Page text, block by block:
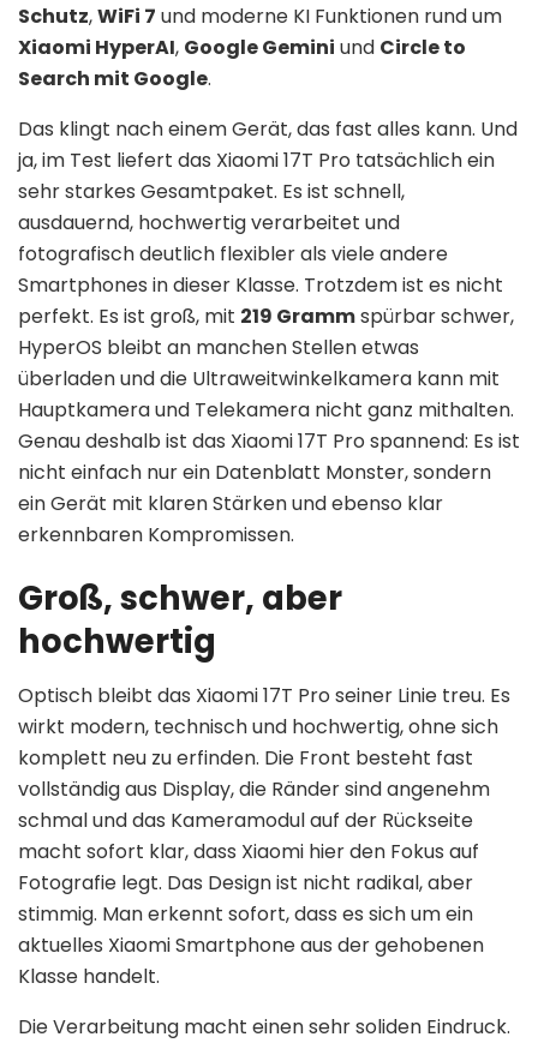
Schutz,WiFi 7 und moderne KI Funktionen rund um
Xiaomi HyperAI, Google Gemini und Circle to
Search mit Google.
Das klingt nach einem Gerät, das fast alles kann. Und
ja, im Test liefert das Xiaomi 17T Pro tatsächlich ein
sehr starkes Gesamtpaket. Es ist schnell,
ausdauernd, hochwertig verarbeitet und
fotografisch deutlich flexibler als viele andere
Smartphones in dieser Klasse. Trotzdem ist es nicht
perfekt. Es ist groß, mit 219 Grammspürbar schwer,
HyperOS bleibt an manchen Stellen etwas
überladen und die Ultraweitwinkelkamera kann mit
Hauptkamera und Telekamera nicht ganz mithalten.
Genau deshalb ist das Xiaomi 17T Pro spannend: Es ist
nicht einfach nur ein Datenblatt Monster, sondern
ein Gerät mit klaren Stärken und ebenso klar
erkennbaren Kompromissen.
Groß, schwer, aber
hochwertig
Optisch bleibt das Xiaomi 17T Pro seiner Linie treu. Es
wirkt modern, technisch und hochwertig, ohne sich
komplett neu zu erfinden. Die Front besteht fast
vollständig aus Display, die Ränder sind angenehm
schmal und das Kameramodul auf der Rückseite
macht sofort klar, dass Xiaomi hier den Fokus auf
Fotografie legt. Das Design ist nicht radikal, aber
stimmig. Man erkennt sofort, dass es sich um ein
aktuelles Xiaomi Smartphone aus der gehobenen
Klasse handelt.
Die Verarbeitung macht einen sehr soliden Eindruck.